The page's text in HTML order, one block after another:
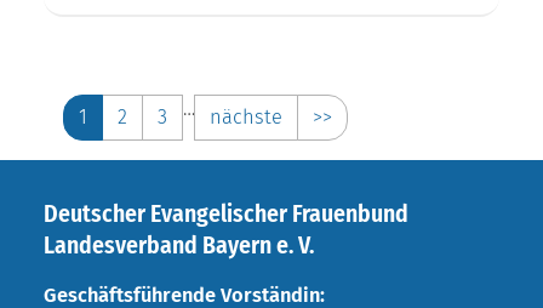
1 2 3 … nächste >>
Deutscher Evangelischer Frauenbund
Landesverband Bayern e. V.
Geschäftsführende Vorständin: